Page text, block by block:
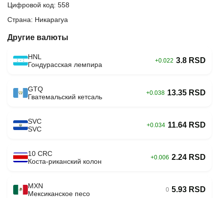
Цифровой код: 558
Страна: Никарагуа
Другие валюты
HNL
Гондурасская лемпира
+0.022 3.8 RSD
GTQ
Гватемальский кетсаль
+0.038 13.35 RSD
SVC
SVC
+0.034 11.64 RSD
10 CRC
Коста-риканский колон
+0.006 2.24 RSD
MXN
Мексиканское песо
0 5.93 RSD